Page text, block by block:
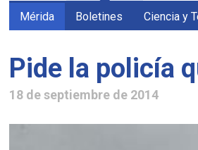
Mérida Boletines Ciencia y
Pide la policía
18 de septiembre de 2014